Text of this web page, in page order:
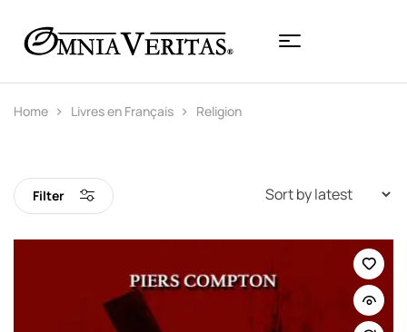
Home Livres en Français Religion
Filter